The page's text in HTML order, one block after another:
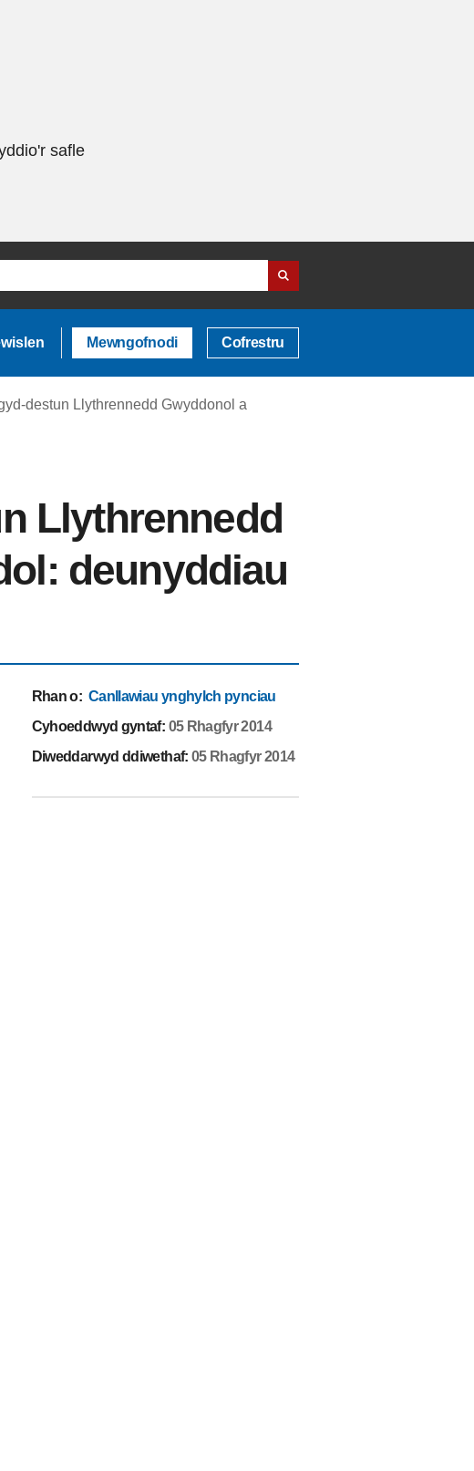
safle
Mewngofnodi Cofrestru
destun Llythrennedd Gwyddonol a
Llythrennedd
deunyddiau
Rhan o: Canllawiau ynghylch pynciau
Cyhoeddwyd gyntaf: 05 Rhagfyr 2014
Diweddarwyd ddiwethaf: 05 Rhagfyr 2014